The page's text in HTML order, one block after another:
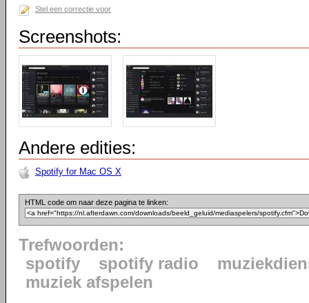
Stel een correctie voor
Screenshots:
Andere edities:
Spotify for Mac OS X
HTML code om naar deze pagina te linken:
Trefwoorden:
spotify
spotify radio
muziek afspelen